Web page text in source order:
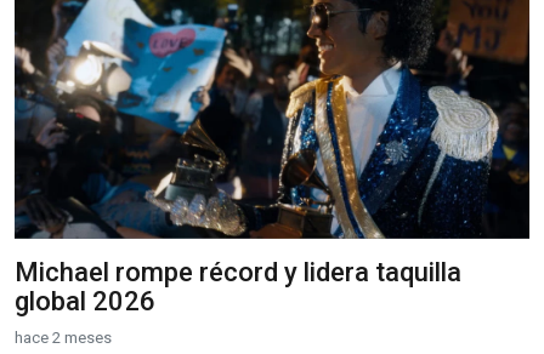
Michael rompe récord y lidera taquilla
global 2026
hace 2 meses